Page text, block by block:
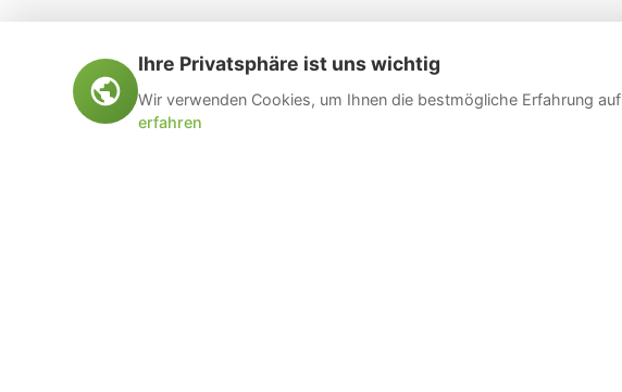
Ihre Privatsphäre ist uns wichtig
Wir verwenden Cookies, um Ihnen die bestmögliche Erfahrung
erfahren